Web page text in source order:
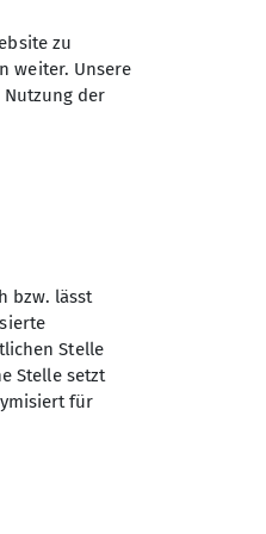
der
des
e.V.
zu
weiter. Unsere
der
bzw. lässt
Stelle
Stelle setzt
für